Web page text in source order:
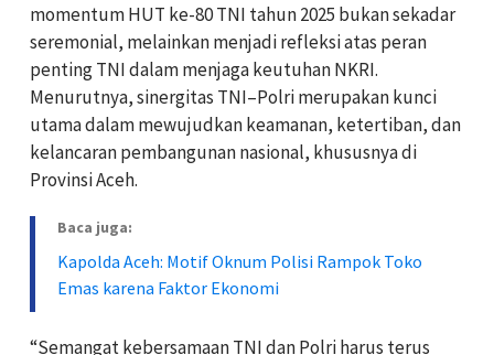
momentum HUT ke-80 TNI tahun 2025 bukan sekadar
seremonial, melainkan menjadi refleksi atas peran
penting TNI dalam menjaga keutuhan NKRI.
Menurutnya, sinergitas TNI–Polri merupakan kunci
utama dalam mewujudkan keamanan, ketertiban, dan
kelancaran pembangunan nasional, khususnya di
Provinsi Aceh.
Baca juga:
Kapolda Aceh: Motif Oknum Polisi Rampok Toko
Emas karena Faktor Ekonomi
“Semangat kebersamaan TNI dan Polri harus terus